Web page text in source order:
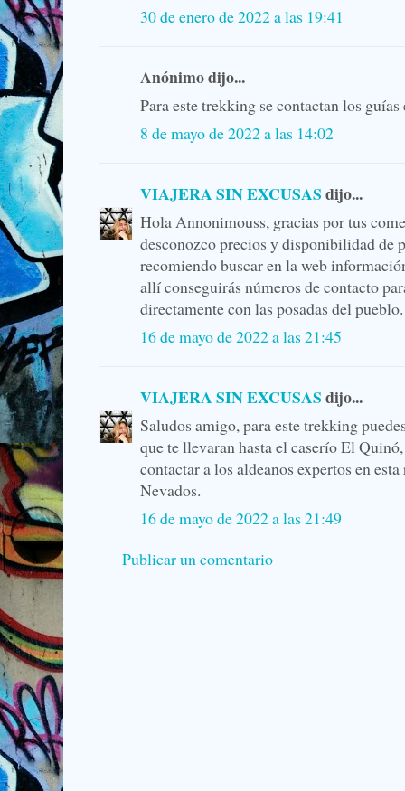
30 de enero de 2022 a las 19:41
Anónimo dijo...
Para este trekking se contactan los
8 de mayo de 2022 a las 14:02
VIAJERA SIN EXCUSASdijo...
Hola Annonimouss, gracias por tus
desconozco precios y disponibilidad de
recomiendo buscar en la web
allí conseguirás números de contacto
directamente con las posadas del pueblo.
16 de mayo de 2022 a las 21:45
VIAJERA SIN EXCUSASdijo...
Saludos amigo, para este trekking
que te llevaran hasta el caserío El
contactar a los aldeanos expertos en
Nevados.
16 de mayo de 2022 a las 21:49
Publicar un comentario